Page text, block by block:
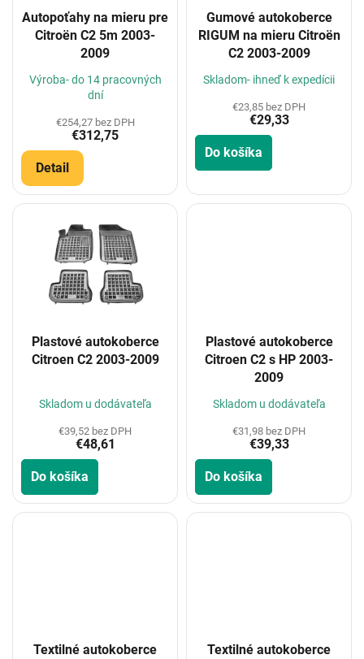
Autopoťahy na mieru pre
Citroën C2 5m 2003-
2009
Výroba- do 14 pracovných
dní
€254,27 bez DPH
€312,75
Detail
Gumové autokoberce
RIGUM na mieru Citroën
C2 2003-2009
Skladom- ihneď k expedícii
€23,85 bez DPH
€29,33
Do košíka
Plastové autokoberce
Citroen C2 2003-2009
Skladom u dodávateľa
€39,52 bez DPH
€48,61
Do košíka
Plastové autokoberce
Citroen C2 s HP 2003-
2009
Skladom u dodávateľa
€31,98 bez DPH
€39,33
Do košíka
Textilné autokoberce
Textilné autokoberce